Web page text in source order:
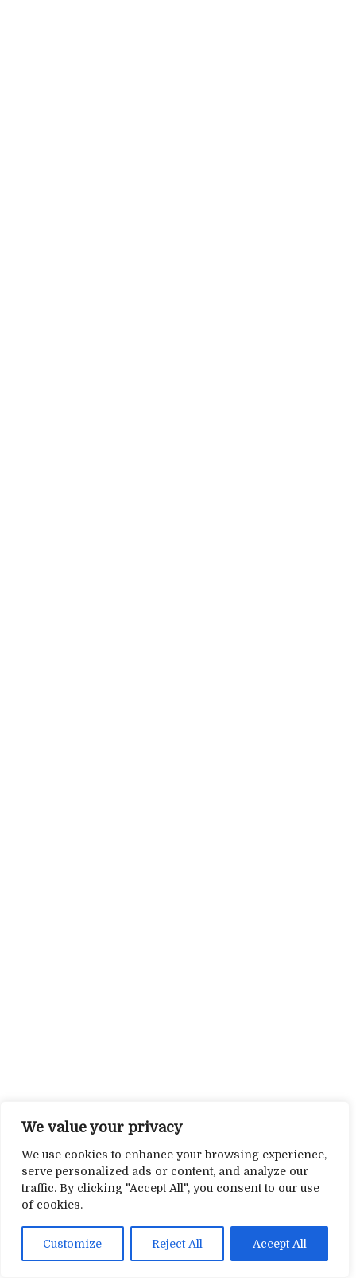
We value your privacy
We use cookies to enhance your browsing experience,
serve personalized ads or content, and analyze our
traffic. By clicking "Accept All", you consent to our use
of cookies.
Customize Reject All Accept All